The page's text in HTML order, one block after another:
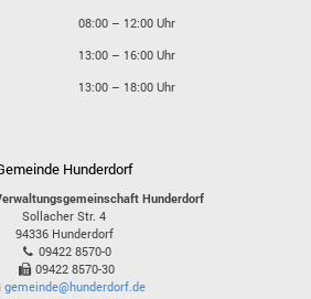
08:00 – 12:00 Uhr
13:00 – 16:00 Uhr
13:00 – 18:00 Uhr
Hunderdorf
Hunderdorf
Sollacher Str. 4
94336 Hunderdorf
09422 8570-0
09422 8570-30
gemeinde@hunderdorf.de